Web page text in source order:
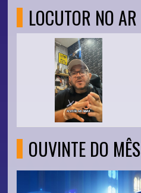
LOCUTOR NO AR
OUVINTE DO MÊS